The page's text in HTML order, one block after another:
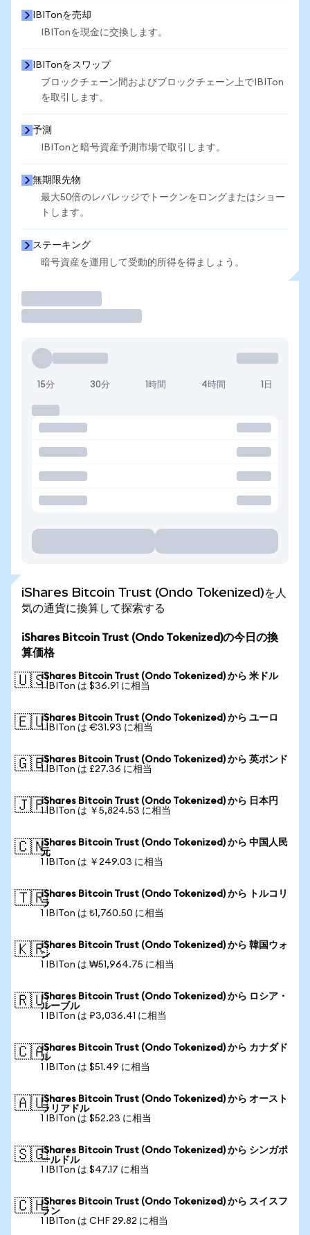
IBITonを売却
IBITonを現金に交換します。
IBITonをスワップ
ブロックチェーン間およびブロックチェーン上でIBITon
を取引します。
予測
IBITonと暗号資産予測市場で取引します。
無期限先物
最大50倍のレバレッジでトークンをロングまたはショー
トします。
ステーキング
暗号資産を運用して受動的所得を得ましょう。
15分 30分 1時間 4時間 1日
iShares Bitcoin Trust (Ondo Tokenized)を人
気の通貨に換算して探索する
iShares Bitcoin Trust (Ondo Tokenized)の今日の換
算価格
🇺🇸iShares Bitcoin Trust (Ondo Tokenized) から 米ドル
1 IBITon は $36.91 に相当
🇪🇺iShares Bitcoin Trust (Ondo Tokenized) から ユーロ
1 IBITon は €31.93 に相当
🇬🇧iShares Bitcoin Trust (Ondo Tokenized) から 英ポンド
1 IBITon は £27.36 に相当
🇯🇵iShares Bitcoin Trust (Ondo Tokenized) から 日本円
1 IBITon は ￥5,824.53 に相当
🇨🇳iShares Bitcoin Trust (Ondo Tokenized) から 中国人民
元
1 IBITon は ￥249.03 に相当
🇹🇷iShares Bitcoin Trust (Ondo Tokenized) から トルコリ
ラ
1 IBITon は ₺1,760.50 に相当
🇰🇷iShares Bitcoin Trust (Ondo Tokenized) から 韓国ウォ
ン
1 IBITon は ₩51,964.75 に相当
🇷🇺iShares Bitcoin Trust (Ondo Tokenized) から ロシア・
ルーブル
1 IBITon は ₽3,036.41 に相当
🇨🇦iShares Bitcoin Trust (Ondo Tokenized) から カナダド
ル
1 IBITon は $51.49 に相当
🇦🇺iShares Bitcoin Trust (Ondo Tokenized) から オースト
ラリアドル
1 IBITon は $52.23 に相当
🇸🇬iShares Bitcoin Trust (Ondo Tokenized) から シンガポ
ールドル
1 IBITon は $47.17 に相当
🇨🇭iShares Bitcoin Trust (Ondo Tokenized) から スイスフ
ラン
1 IBITon は CHF 29.82 に相当